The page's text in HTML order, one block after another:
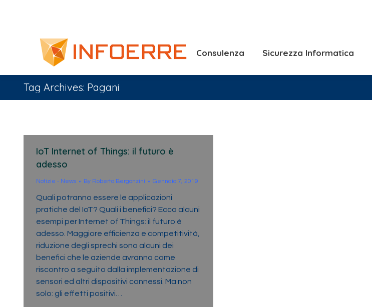
Consulenza Sicurezza Informatica
Tag Archives: Pagani
IoT Internet of Things: il futuro è
adesso
Notizie - News By Roberto Bergonzini Gennaio 7, 2019
Quali potranno essere le applicazioni
pratiche del IoT? Quali i benefici? Ecco alcuni
esempi per Internet of Things: il futuro è
adesso. Maggiore efficienza e competitività,
riduzione degli sprechi sono alcuni dei
benefici che le aziende avranno come
riscontro a seguito dalla implementazione di
sensori ed altri dispositivi connessi. Ma non
solo: gli effetti positivi…